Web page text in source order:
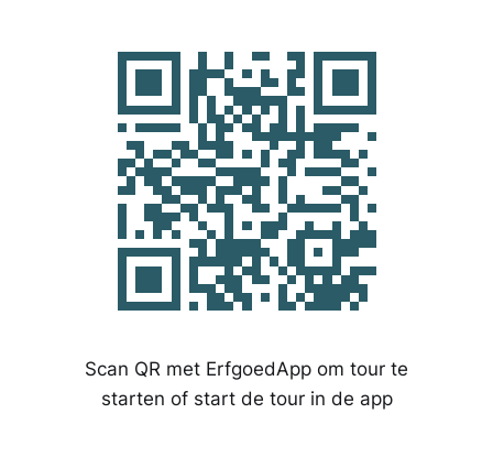
Scan QR met ErfgoedApp om tour te
starten of start de tour in de app